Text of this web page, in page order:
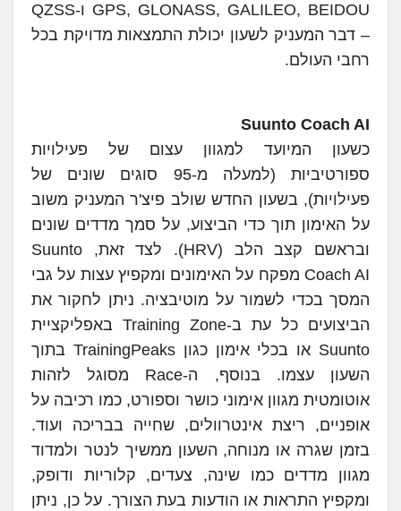
GPS, GLONASS, GALILEO, BEIDOU ו-QZSS
– דבר המעניק לשעון יכולת התמצאות מדויקת בכל
רחבי העולם.
Suunto Coach AI
כשעון המיועד למגוון עצום של פעילויות
ספורטיביות (למעלה מ-95 סוגים שונים של
פעילויות), בשעון החדש שולב פיצ'ר המעניק משוב
על האימון תוך כדי הביצוע, על סמך מדדים שונים
ובראשם קצב הלב (HRV). לצד זאת, Suunto
Coach AI מפקח על האימונים ומקפיץ עצות על גבי
המסך בכדי לשמור על מוטיבציה. ניתן לחקור את
הביצועים כל עת ב-Training Zone באפליקציית
Suunto או בכלי אימון כגון TrainingPeaks בתוך
השעון עצמו. בנוסף, ה-Race מסוגל לזהות
אוטומטית מגוון אימוני כושר וספורט, כמו רכיבה על
אופניים, ריצת אינטרוולים, שחייה בבריכה ועוד.
בזמן שגרה או מנוחה, השעון ממשיך לנטר ולמדוד
מגוון מדדים כמו שינה, צעדים, קלוריות ודופק,
ומקפיץ התראות או הודעות בעת הצורך. על כן, ניתן